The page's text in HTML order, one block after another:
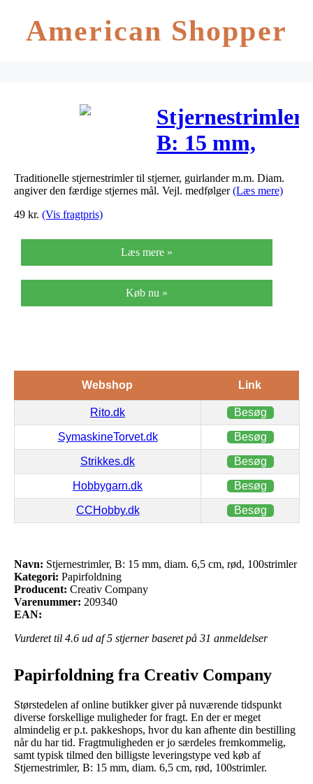
American Shopper
Stjernestrimler,
B: 15 mm,
diam. 6,5 cm,
rød,
Traditionelle stjernestrimler til stjerner, guirlander m.m. Diam.
angiver den færdige stjernes mål. Vejl. medfølger(Læs mere)
49 kr. (Vis fragtpris)
Læs mere »
Køb nu »
Webshop Link
Rito.dk Besøg
SymaskineTorvet.dk Besøg
Strikkes.dk Besøg
Hobbygarn.dk Besøg
CCHobby.dk Besøg
Navn: Stjernestrimler, B: 15 mm, diam. 6,5 cm, rød, 100strimler
Kategori: Papirfoldning
Producent: Creativ Company
Varenummer: 209340
EAN:
Vurderet til 4.6 ud af 5 stjerner baseret på 31 anmeldelser
Papirfoldning fra Creativ Company
Størstedelen af online butikker giver på nuværende tidspunkt
diverse forskellige muligheder for fragt. En der er meget
almindelig er p.t. pakkeshops, hvor du kan afhente din bestilling
når du har tid. Fragtmuligheden er jo særdeles fremkommelig,
samt typisk tilmed den billigste leveringstype ved køb af
Stjernestrimler, B: 15 mm, diam. 6,5 cm, rød, 100strimler.